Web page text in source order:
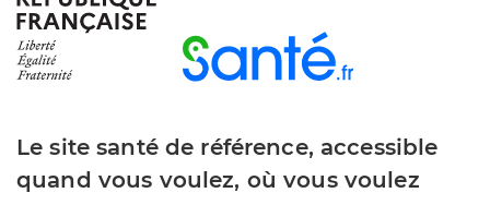
Le site santé de référence, accessible
quand vous voulez, où vous voulez